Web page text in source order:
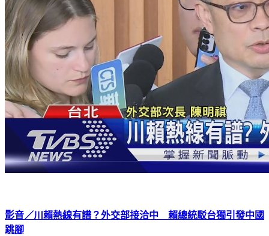
影音／川賴熱線有譜？外交部接洽中 賴總統駁台獨引發中國
跳腳